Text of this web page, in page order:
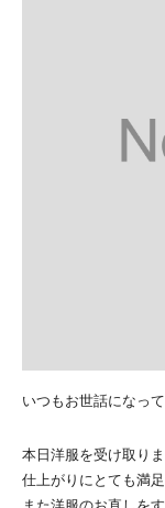
いつもお世話になって
本日洋服を受け取りま
仕上がりにとても満足
また洋服のお直しを